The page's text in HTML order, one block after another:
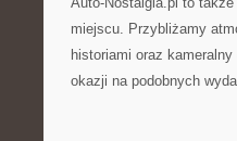
miejscu. Przybliżamy
historiami oraz
okazji na podobnych